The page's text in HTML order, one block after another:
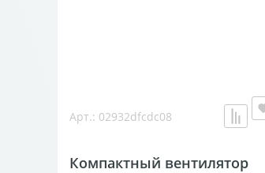
Арт.: 02932dfcdc08
Компактный вентилятор